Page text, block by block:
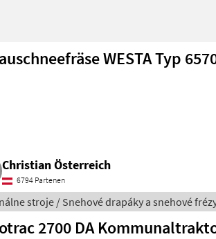
WESTA Typ
Christian Österreich
6794 Partenen
stroje / Snehové drapáky a snehové
2700 DA